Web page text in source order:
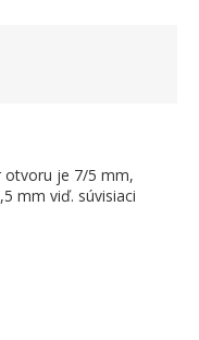
otvoru je 7/5 mm,
mm viď. súvisiaci